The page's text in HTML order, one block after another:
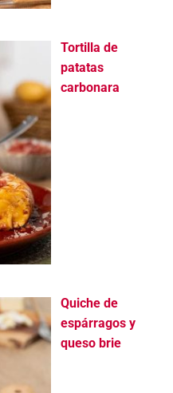
Tortilla de
patatas
carbonara
Quiche de
espárragos y
queso brie